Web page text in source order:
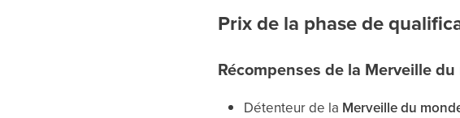
Prix de la phase de
Récompenses de la Merveille
Détenteur de la Merveille du